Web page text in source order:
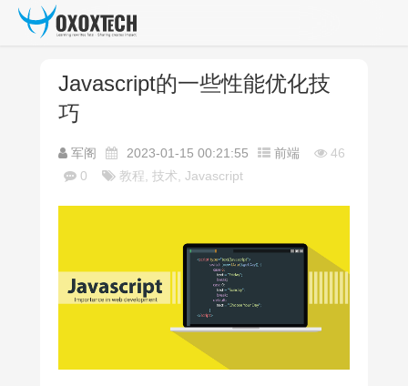
Javascript的一些性能优化技
巧
军阁 2023-01-15 00:21:55 前端
46
0
教程, 技术, Javascript